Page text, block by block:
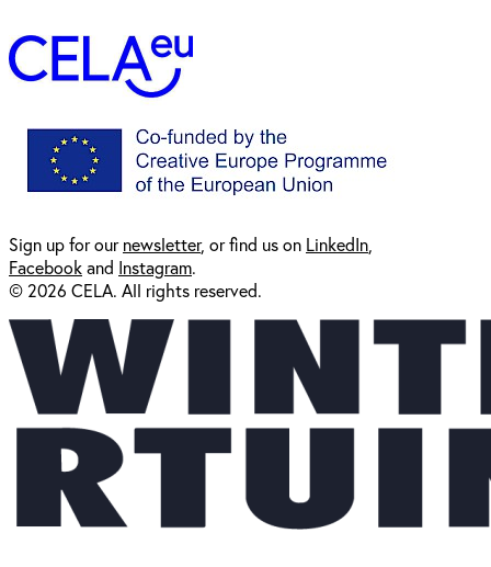
Sign up for ournewsletter, or find us on LinkedIn
Facebookand Instagram.
© 2026 CELA. All rights reserved.